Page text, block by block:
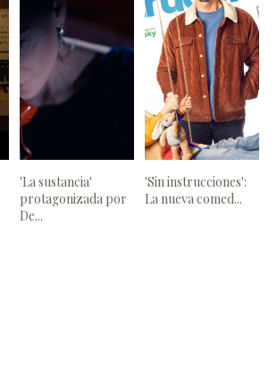
'La sustancia'
protagonizada por
De...
'Sin instrucciones':
La nueva comed...